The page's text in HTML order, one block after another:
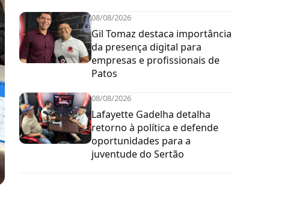
08/08/2026
Gil Tomaz destaca importância
da presença digital para
empresas e profissionais de
Patos
08/08/2026
Lafayette Gadelha detalha
retorno à política e defende
oportunidades para a
juventude do Sertão